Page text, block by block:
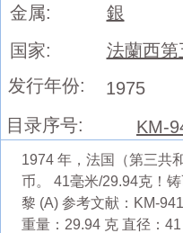
金属:
銀
国家:
法蘭西第
发行年份:
1975
目录序号:
KM-
1974 年，法国（第三共
币。 41毫米/29.94克！
黎 (A) 参考文献：KM-
重量：29.94 克 直径：